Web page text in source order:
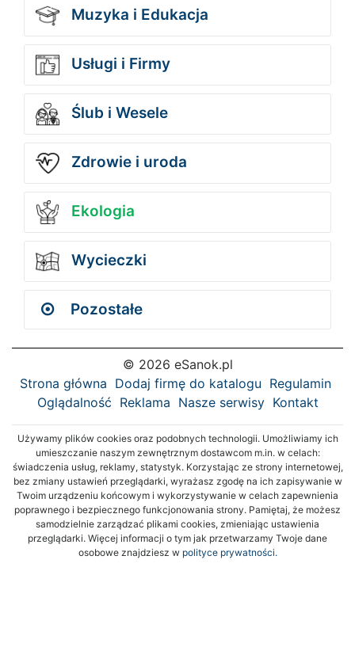
Muzyka i Edukacja
Usługi i Firmy
Ślub i Wesele
Zdrowie i uroda
Ekologia
Wycieczki
Pozostałe
© 2026 eSanok.pl
Strona główna Dodaj firmę do katalogu Regulamin
Oglądalność Reklama Nasze serwisy Kontakt
Używamy plików cookies oraz podobnych technologii. Umożliwiamy ich
umieszczanie naszym zewnętrznym dostawcom m.in. w celach:
świadczenia usług, reklamy, statystyk. Korzystając ze strony internetowej,
bez zmiany ustawień przeglądarki, wyrażasz zgodę na ich zapisywanie w
Twoim urządzeniu końcowym i wykorzystywanie w celach zapewnienia
poprawnego i bezpiecznego funkcjonowania strony. Pamiętaj, że możesz
samodzielnie zarządzać plikami cookies, zmieniając ustawienia
przeglądarki. Więcej informacji o tym jak przetwarzamy Twoje dane
osobowe znajdziesz w polityce prywatności.